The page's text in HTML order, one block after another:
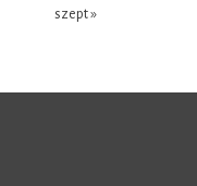
szept »